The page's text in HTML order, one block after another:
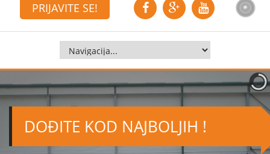
PRIJAVITE SE!
DOĐITE KOD NAJBOLJIH !